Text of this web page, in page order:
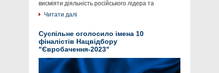
висміяти діяльність російського лідера та
Читати далі
Суспільне оголосило імена 10
фіналістів Нацвідбору
"Євробачення-2023"